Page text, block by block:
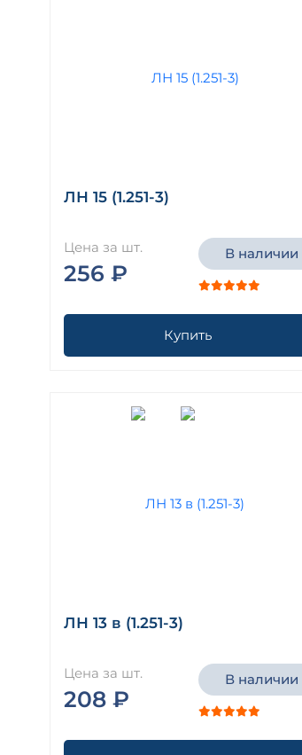
ЛН 15 (1.251-3)
Цена за шт.
256 ₽
В наличии
Купить
ЛН 13 в (1.251-3)
Цена за шт.
208 ₽
В наличии